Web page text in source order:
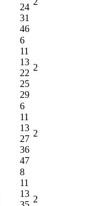
24
31
46
6
11
13
22
25
29
2
6
11
13
27
36
47
2
8
11
13
2